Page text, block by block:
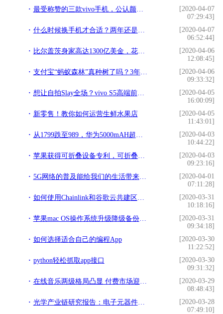
最受称赞的三款vivo手机，公认颜值高性能强，比iphone好用
[2020-04-07
07:29:43]
什么时候换手机才合适？两年还是三年？其实厂商已经"安排"好了
[2020-04-07
06:52:44]
比尔盖茨身家高达1300亿美金，花钱成了比尔盖茨的“烦恼”？
[2020-04-06
12:08:45]
支付宝“蚂蚁森林”真种树了吗？3年多过去了，现在变得怎么样？
[2020-04-06
09:33:32]
想让自拍Slay全场？vivo S5高端前置镜头让自拍更有型
[2020-04-05
16:00:09]
新零售！教你如何运营生鲜水果店
[2020-04-05
11:43:01]
从1799跌至989，华为5000mAH超长续航千元机，如今还有性价比吗？
[2020-04-03
10:44:22]
苹果获得可折叠设备专利，可折叠手机即将研制，果粉：非常期待
[2020-04-03
09:23:16]
5G网络的普及能给我们的生活带来哪些影响
[2020-04-01
07:11:28]
如何使用Chainlink和谷歌云共建区块链+云端混合型应用
[2020-03-31
10:18:16]
苹果mac OS操作系统升级降级备份恢复不完全指南（黑苹果适用）
[2020-03-31
09:34:18]
如何选择适合自己的编程App
[2020-03-30
11:22:52]
python轻松抓取app接口
[2020-03-30
09:31:32]
在线音乐两级格局凸显 付费市场迎积极信号
[2020-03-29
08:48:43]
光学产业链研究报告：电子元器件多功能叠加多场景 光学赛道优且长
[2020-03-28
07:49:10]